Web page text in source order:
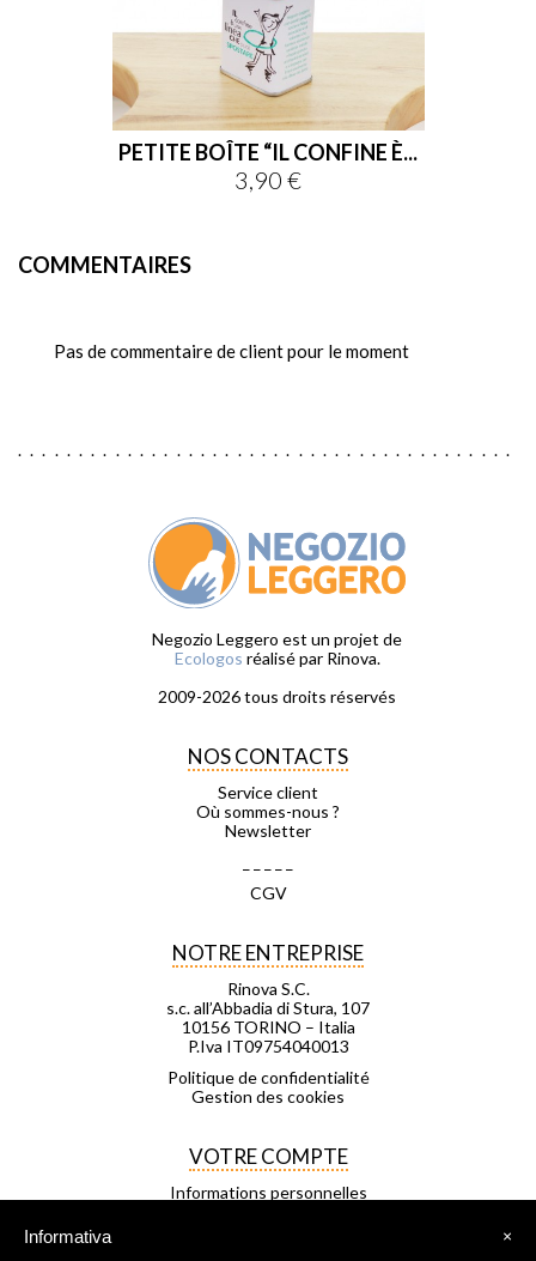
PETITE BOÎTE “IL CONFINE È...
Prix
3,90 €
COMMENTAIRES
Pas de commentaire de client pour le moment
Negozio Leggero est un projet de
Ecologos réalisé par Rinova.
2009-2026 tous droits réservés
NOS CONTACTS
Service client
Où sommes-nous ?
Newsletter
CGV
NOTRE ENTREPRISE
Rinova S.C.
s.c. all’Abbadia di Stura, 107
10156 TORINO – Italia
P.Iva IT09754040013
Politique de confidentialité
Gestion des cookies
VOTRE COMPTE
Informations personnelles
×
Informativa